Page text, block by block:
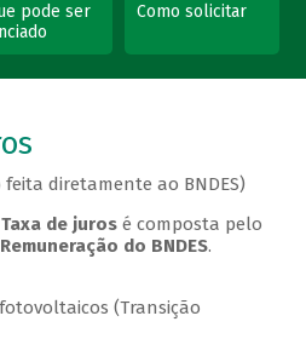
pode ser
Como solicitar
diretamente ao BNDES)
Taxa de juros é composta pelo
Remuneração do BNDES.
(Transição